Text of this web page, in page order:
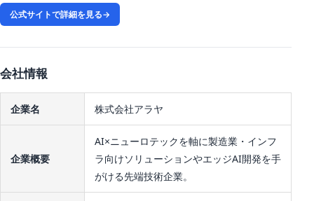
公式サイトで詳細を見る→
会社情報
企業名 株式会社アラヤ
企業概要
AI×ニューロテックを軸に製造業・インフ
ラ向けソリューションやエッジAI開発を手
がける先端技術企業。